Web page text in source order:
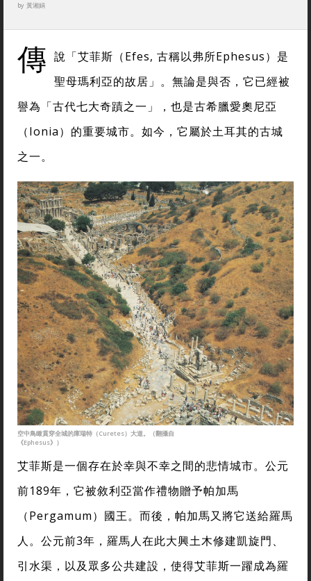
by 黃湘娟
傳 說「艾菲斯（Efes, 古稱以弗所Ephesus）是
聖母瑪利亞的故居」。無論是與否，它已經被
譽為「古代七大奇蹟之一」，也是古希臘愛奧尼亞
（Ionia）的重要城市。如今，它屬於土耳其的古城
之一。
空中鳥瞰貫穿全城的庫瑞特（Curetes）大道。（翻攝自
《Ephesus》）
艾菲斯是一個存在於幸與不幸之間的悲情城市。公元
前189年，它被敘利亞當作禮物贈予帕加馬
（Pergamum）國王。而後，帕加馬又將它送給羅馬
人。公元前3年，羅馬人在此大興土木修建凱旋門、
引水渠，以及眾多公共建設，使得艾菲斯一躍成為羅